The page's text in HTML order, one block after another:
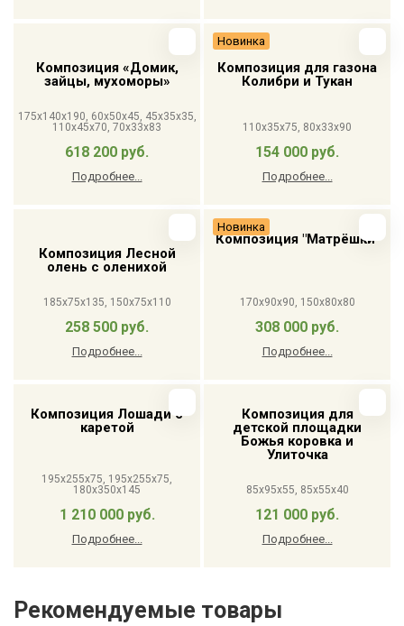
Композиция «Домик,
зайцы, мухоморы»
175x140x190, 60x50x45, 45x35x35,
110x45x70, 70x33x83
618 200 руб.
Подробнее...
Новинка
Композиция для газона
Колибри и Тукан
110x35x75, 80x33x90
154 000 руб.
Подробнее...
Композиция Лесной
олень с оленихой
185x75x135, 150x75x110
258 500 руб.
Подробнее...
Новинка
Композиция "Матрёшки"
170x90x90, 150x80x80
308 000 руб.
Подробнее...
Композиция Лошади с
каретой
195x255x75, 195x255x75,
180x350x145
1 210 000 руб.
Подробнее...
Композиция для
детской площадки
Божья коровка и
Улиточка
85x95x55, 85x55x40
121 000 руб.
Подробнее...
Рекомендуемые товары